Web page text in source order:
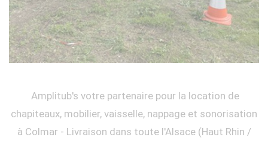
Amplitub's votre partenaire pour la location de
chapiteaux, mobilier, vaisselle, nappage et sonorisation
à Colmar - Livraison dans toute l'Alsace (Haut Rhin /